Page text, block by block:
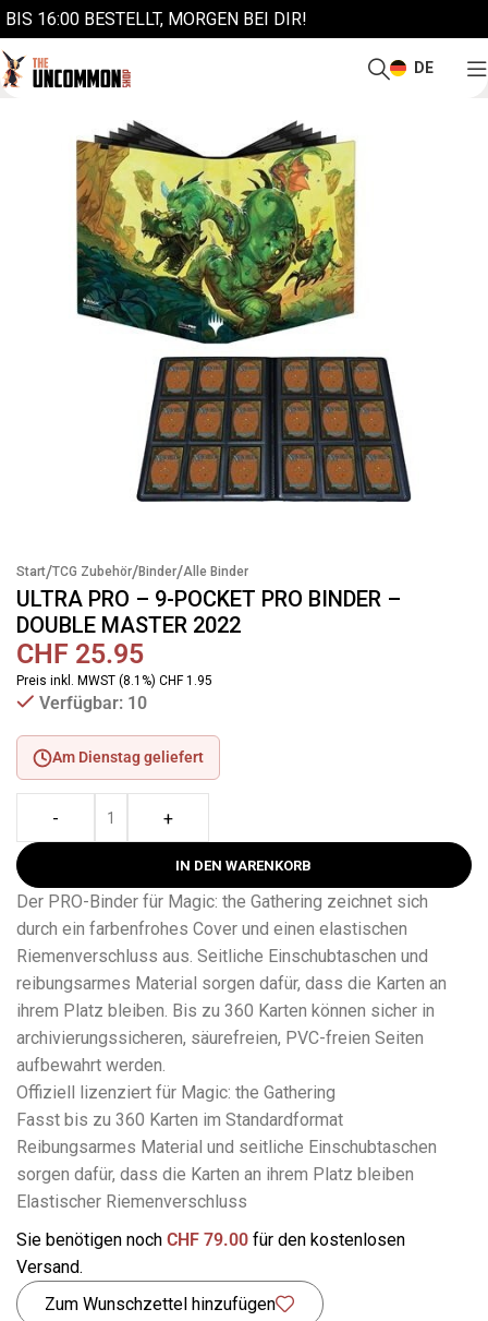
BIS 16:00 BESTELLT, MORGEN BEI DIR!
DE
Start/TCG Zubehör/Binder/Alle Binder
ULTRA PRO – 9-POCKET PRO BINDER –
DOUBLE MASTER 2022
CHF 25.95
Preis inkl. MWST (8.1%) CHF 1.95
Verfügbar: 10
Am Dienstag geliefert
- +
IN DEN WARENKORB
Der PRO-Binder für Magic: the Gathering zeichnet sich
durch ein farbenfrohes Cover und einen elastischen
Riemenverschluss aus. Seitliche Einschubtaschen und
reibungsarmes Material sorgen dafür, dass die Karten an
ihrem Platz bleiben. Bis zu 360 Karten können sicher in
archivierungssicheren, säurefreien, PVC-freien Seiten
aufbewahrt werden.
Offiziell lizenziert für Magic: the Gathering
Fasst bis zu 360 Karten im Standardformat
Reibungsarmes Material und seitliche Einschubtaschen
sorgen dafür, dass die Karten an ihrem Platz bleiben
Elastischer Riemenverschluss
Sie benötigen noch CHF 79.00 für den kostenlosen
Versand.
Zum Wunschzettel hinzufügen